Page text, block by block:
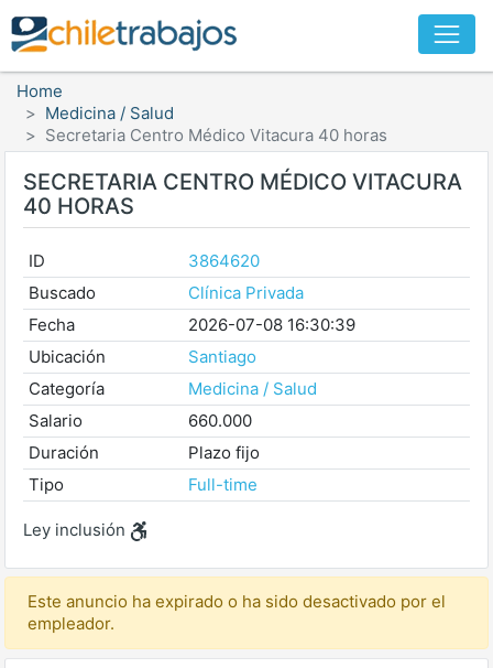
Home
Medicina / Salud
Secretaria Centro Médico Vitacura 40 horas
SECRETARIA CENTRO MÉDICO VITACURA
40 HORAS
ID
3864620
Buscado
Clínica Privada
Fecha
2026-07-08 16:30:39
Ubicación
Santiago
Categoría
Medicina / Salud
Salario
660.000
Duración
Plazo fijo
Tipo
Full-time
Ley inclusión
Este anuncio ha expirado o ha sido desactivado por el
empleador.